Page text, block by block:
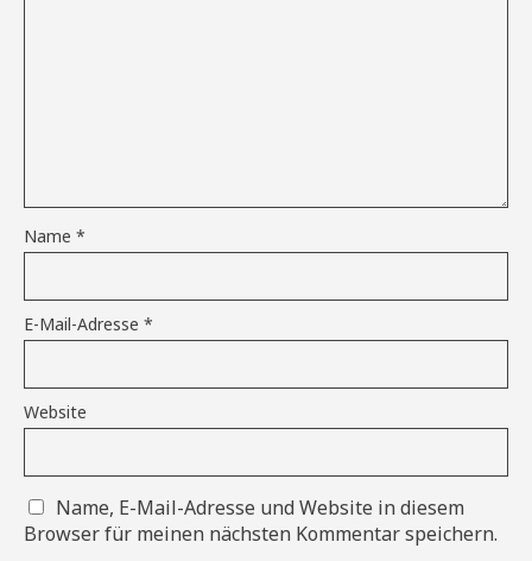
Name *
E-Mail-Adresse *
Website
Name, E-Mail-Adresse und Website in diesem
Browser für meinen nächsten Kommentar speichern.